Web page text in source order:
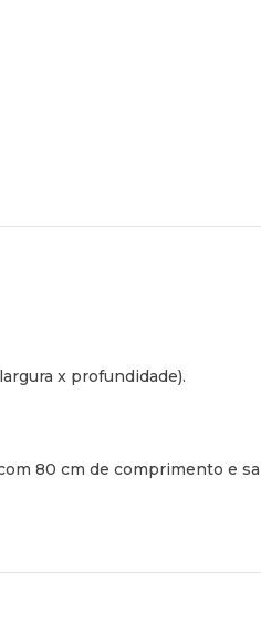
x profundidade).
80 cm de comprimento e